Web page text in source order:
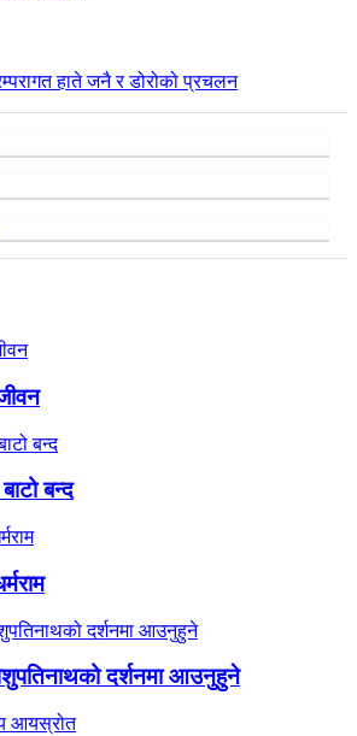
हाते जनै र डोरोको प्रचलन
बन्द
दर्शनमा आउनुहुने